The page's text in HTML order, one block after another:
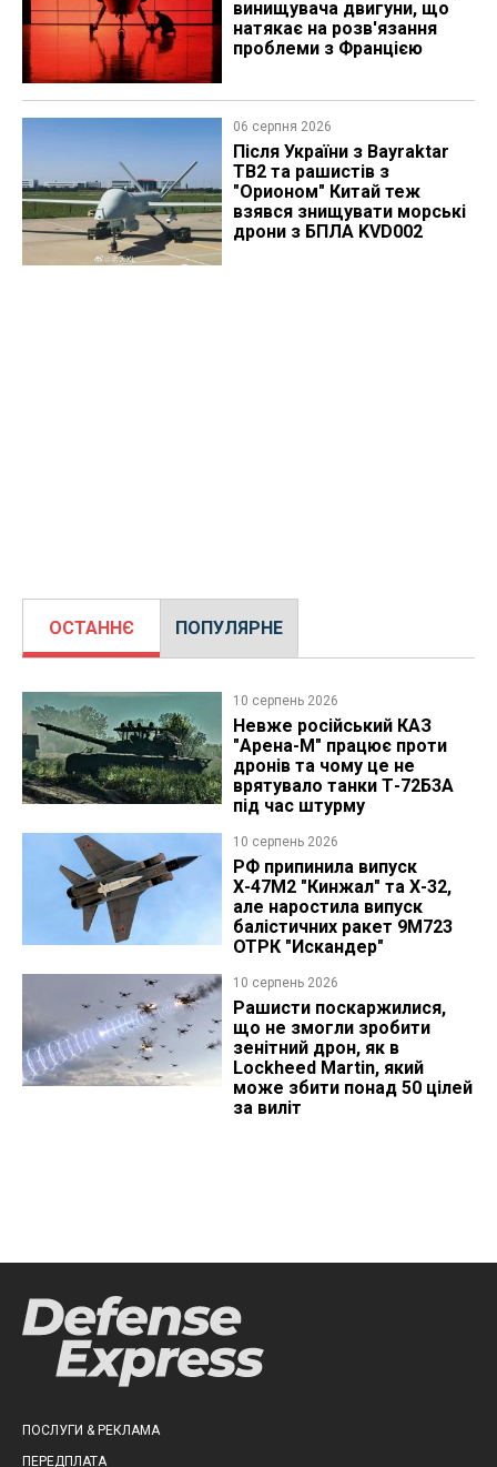
винищувача двигуни, що
натякає на розв'язання
проблеми з Францією
06 серпня 2026
Після України з Bayraktar
TB2 та рашистів з
"Орионом" Китай теж
взявся знищувати морські
дрони з БПЛА KVD002
ОСТАННЄ ПОПУЛЯРНЕ
10 серпень 2026
Невже російський КАЗ
"Арена-М" працює проти
дронів та чому це не
врятувало танки Т-72Б3А
під час штурму
10 серпень 2026
РФ припинила випуск
Х-47М2 "Кинжал" та Х-32,
але наростила випуск
балістичних ракет 9М723
ОТРК "Искандер"
10 серпень 2026
Рашисти поскаржилися,
що не змогли зробити
зенітний дрон, як в
Lockheed Martin, який
може збити понад 50 цілей
за виліт
ПОСЛУГИ & РЕКЛАМА
ПЕРЕДПЛАТА